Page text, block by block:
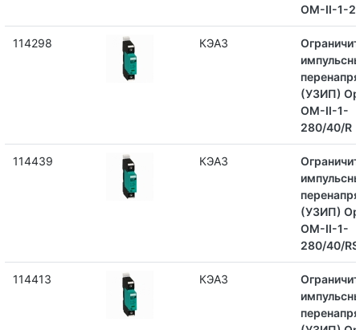
OM-II-1-
114298 КЭАЗ
(УЗИП)
OM-II-1-
280/40/R
114439 КЭАЗ
(УЗИП)
OM-II-1-
280/40/RS
114413 КЭАЗ